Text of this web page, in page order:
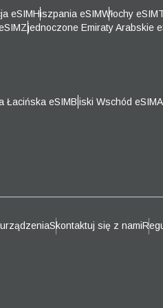
eSIMHiszpania eSIMWłochy eSIM
Zjednoczone Emiraty Arabskie
Łacińska eSIMBliski Wschód eSIM
Skontaktuj się z nami